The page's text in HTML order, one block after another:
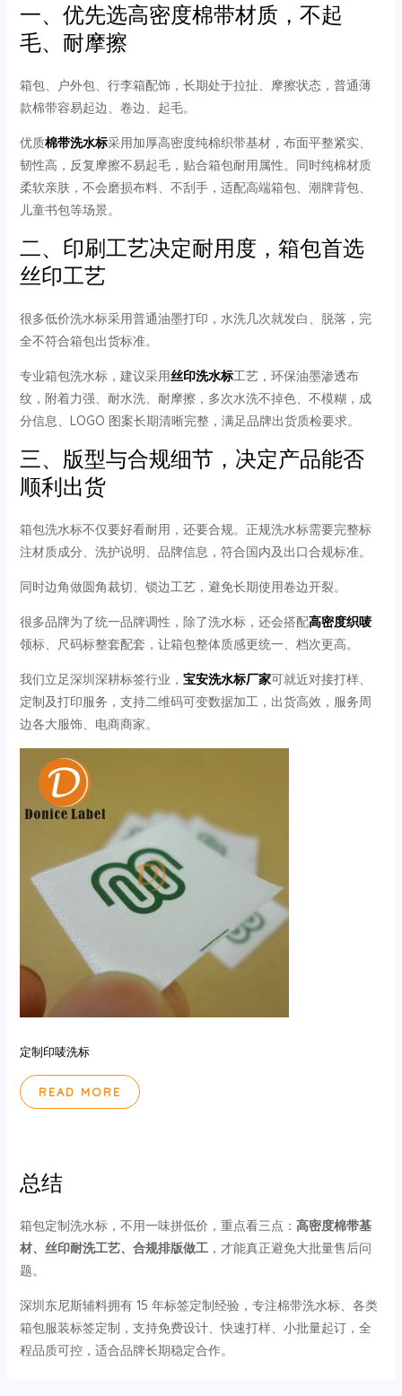
一、优先选高密度棉带材质，不起
毛、耐摩擦
箱包、户外包、行李箱配饰，长期处于拉扯、摩擦状态，普通薄
款棉带容易起边、卷边、起毛。
优质棉带洗水标采用加厚高密度纯棉织带基材，布面平整紧实、
韧性高，反复摩擦不易起毛，贴合箱包耐用属性。同时纯棉材质
柔软亲肤，不会磨损布料、不刮手，适配高端箱包、潮牌背包、
儿童书包等场景。
二、印刷工艺决定耐用度，箱包首选
丝印工艺
很多低价洗水标采用普通油墨打印，水洗几次就发白、脱落，完
全不符合箱包出货标准。
专业箱包洗水标，建议采用丝印洗水标工艺，环保油墨渗透布
纹，附着力强、耐水洗、耐摩擦，多次水洗不掉色、不模糊，成
分信息、LOGO 图案长期清晰完整，满足品牌出货质检要求。
三、版型与合规细节，决定产品能否
顺利出货
箱包洗水标不仅要好看耐用，还要合规。正规洗水标需要完整标
注材质成分、洗护说明、品牌信息，符合国内及出口合规标准。
同时边角做圆角裁切、锁边工艺，避免长期使用卷边开裂。
很多品牌为了统一品牌调性，除了洗水标，还会搭配高密度织唛
领标、尺码标整套配套，让箱包整体质感更统一、档次更高。
我们立足深圳深耕标签行业， 宝安洗水标厂家可就近对接打样、
定制及打印服务，支持二维码可变数据加工，出货高效，服务周
边各大服饰、电商商家。
定制印唛洗标
READ MORE
总结
箱包定制洗水标，不用一味拼低价，重点看三点： 高密度棉带基
材、丝印耐洗工艺、合规排版做工，才能真正避免大批量售后问
题。
深圳东尼斯辅料拥有 15 年标签定制经验，专注棉带洗水标、各类
箱包服装标签定制，支持免费设计、快速打样、小批量起订，全
程品质可控，适合品牌长期稳定合作。